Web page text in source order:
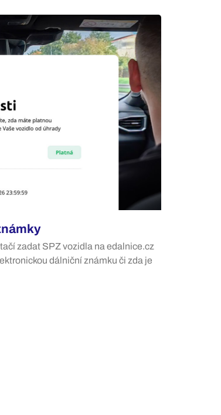
zadat SPZ vozidla na edalnice.cz
dálniční známku či zda je